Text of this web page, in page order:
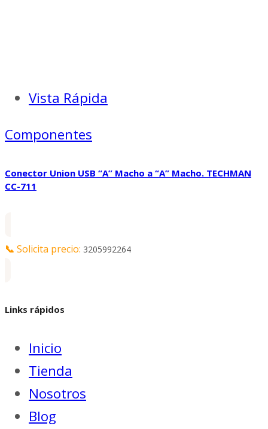
Vista Rápida
Componentes
Conector Union USB “A” Macho a “A” Macho. TECHMAN
CC-711
📞 Solicita precio: 3205992264
Links rápidos
Inicio
Tienda
Nosotros
Blog